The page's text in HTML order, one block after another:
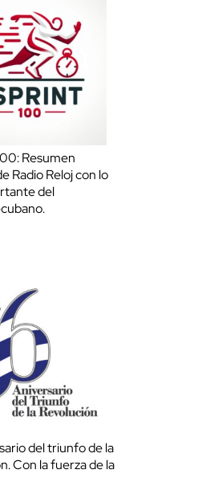
Resumen
Radio Reloj con lo
del
del triunfo de la
Con la fuerza de la